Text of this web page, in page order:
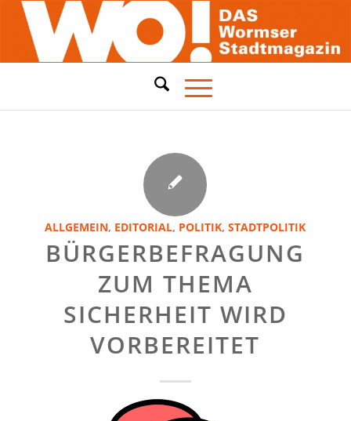
ALLGEMEIN, EDITORIAL, POLITIK,STADTPOLITIK
BÜRGERBEFRAGUNG
ZUM THEMA
SICHERHEIT WIRD
VORBEREITET